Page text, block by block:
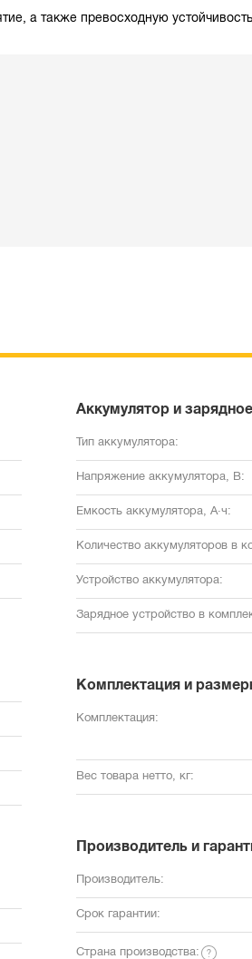
а также превосходную
Аккумулятор и
Тип аккумулятора:
Напряжение аккумулятора, В:
Емкость аккумулятора, А·ч:
Количество аккумуляторов в
Устройство аккумулятора:
Зарядное устройство в
Комплектация и
Комплектация:
Вес товара нетто, кг:
Производитель и
Производитель:
Срок гарантии:
Страна производства: